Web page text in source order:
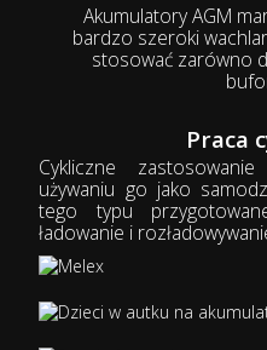
mniejszych pojazdach (np.
inwalidzkich, quadach)
dziecięcych zabawkach
Akumulatory AGM
bardzo szeroki
stosować zarówno
Praca
Cykliczne
używaniu go jako
tego typu
ładowanie i